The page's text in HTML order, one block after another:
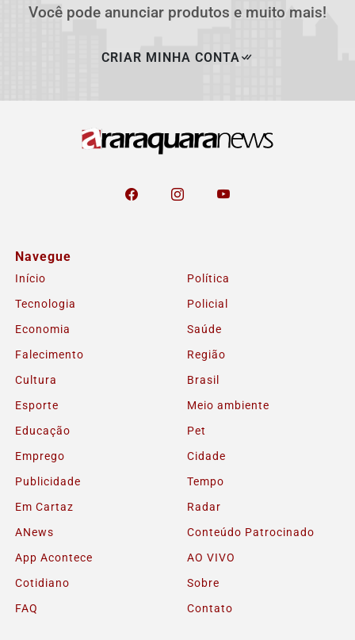
Você pode anunciar produtos e muito mais!
CRIAR MINHA CONTA
Navegue
Início
Política
Tecnologia
Policial
Economia
Saúde
Falecimento
Região
Cultura
Brasil
Esporte
Meio ambiente
Educação
Pet
Emprego
Cidade
Publicidade
Tempo
Em Cartaz
Radar
ANews
Conteúdo Patrocinado
App Acontece
AO VIVO
Cotidiano
Sobre
FAQ
Contato